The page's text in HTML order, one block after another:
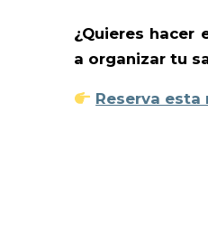
¿Quieres hacer
a organizar tu
Reserva esta